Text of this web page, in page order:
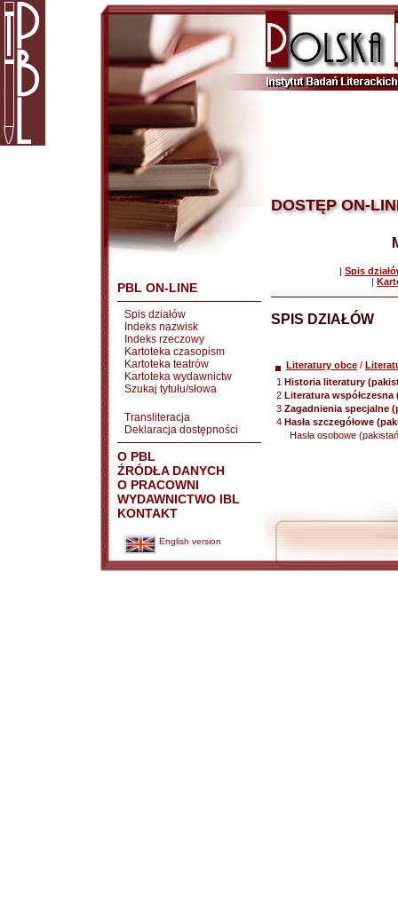
PBL ON-LINE
Spis działów
Indeks nazwisk
Indeks rzeczowy
Kartoteka czasopism
Kartoteka teatrów
Kartoteka wydawnictw
Szukaj tytułu/słowa
Transliteracja
Deklaracja dostępności
O PBL
ŹRÓDŁA DANYCH
O PRACOWNI
WYDAWNICTWO IBL
KONTAKT
English version
DOSTĘP ON-
| Spis
|
SPIS DZIAŁÓW
Literatury obce /
1 Historia literatury
2 Literatura współczesna
3 Zagadnienia specjalne
4 Hasła szczegółowe
Hasła osobowe